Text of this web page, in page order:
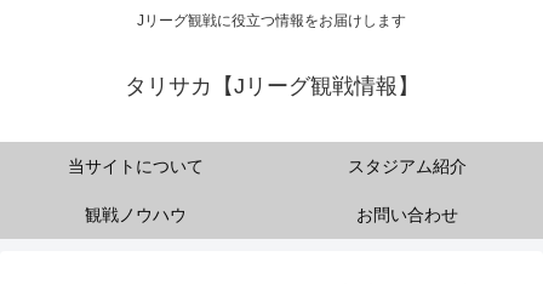
Jリーグ観戦に役立つ情報をお届けします
タリサカ【Jリーグ観戦情報】
当サイトについて スタジアム紹介
観戦ノウハウ お問い合わせ